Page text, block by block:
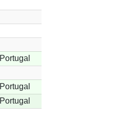
Portugal
Portugal
Portugal